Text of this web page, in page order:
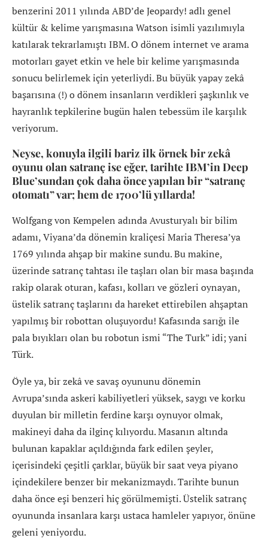
benzerini 2011 yılında ABD’de Jeopardy! adlı genel
kültür & kelime yarışmasına Watson isimli yazılımıyla
katılarak tekrarlamıştı IBM. O dönem internet ve arama
motorları gayet etkin ve hele bir kelime yarışmasında
sonucu belirlemek için yeterliydi. Bu büyük yapay zekâ
başarısına (!) o dönem insanların verdikleri şaşkınlık ve
hayranlık tepkilerine bugün halen tebessüm ile karşılık
veriyorum.
Neyse, konuyla ilgili bariz ilk örnek bir zekâ
oyunu olan satranç ise eğer, tarihte IBM’in Deep
Blue’sundan çok daha önce yapılan bir “satranç
otomatı” var; hem de 1700’lü yıllarda!
Wolfgang von Kempelen adında Avusturyalı bir bilim
adamı, Viyana’da dönemin kraliçesi Maria Theresa’ya
1769 yılında ahşap bir makine sundu. Bu makine,
üzerinde satranç tahtası ile taşları olan bir masa başında
rakip olarak oturan, kafası, kolları ve gözleri oynayan,
üstelik satranç taşlarını da hareket ettirebilen ahşaptan
yapılmış bir robottan oluşuyordu! Kafasında sarığı ile
pala bıyıkları olan bu robotun ismi “The Turk” idi; yani
Türk.
Öyle ya, bir zekâ ve savaş oyununu dönemin
Avrupa’sında askeri kabiliyetleri yüksek, saygı ve korku
duyulan bir milletin ferdine karşı oynuyor olmak,
makineyi daha da ilginç kılıyordu. Masanın altında
bulunan kapaklar açıldığında fark edilen şeyler,
içerisindeki çeşitli çarklar, büyük bir saat veya piyano
içindekilere benzer bir mekanizmaydı. Tarihte bunun
daha önce eşi benzeri hiç görülmemişti. Üstelik satranç
oyununda insanlara karşı ustaca hamleler yapıyor, önüne
geleni yeniyordu.